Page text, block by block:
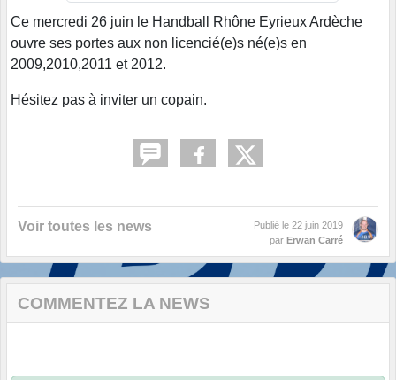
Ce mercredi 26 juin le Handball Rhône Eyrieux Ardèche
ouvre ses portes aux non licencié(e)s né(e)s en
2009,2010,2011 et 2012.
Hésitez pas à inviter un copain.
Voir toutes les news Publié le 22 juin 2019
par Erwan Carré
COMMENTEZ LA NEWS